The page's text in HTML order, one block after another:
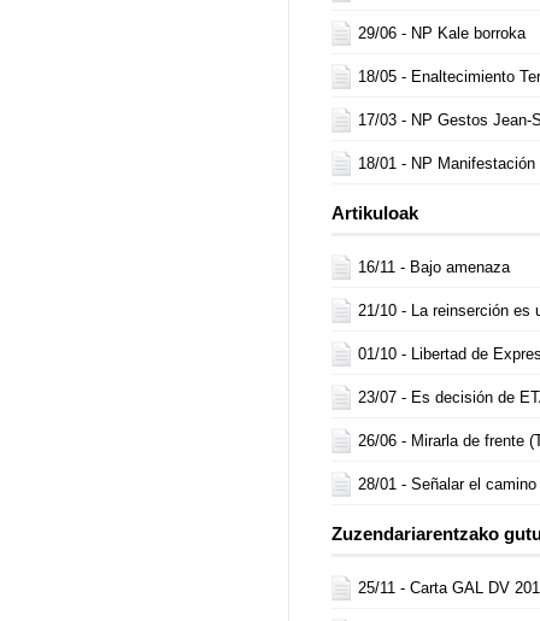
29/06 - NP Kale borroka
18/05 - Enaltecimiento
17/03 - NP Gestos Jean-
18/01 - NP Manifestación
Artikuloak
16/11 - Bajo amenaza
21/10 - La reinserción es
01/10 - Libertad de
23/07 - Es decisión de
26/06 - Mirarla de frente
28/01 - Señalar el
Zuzendariarentzako
25/11 - Carta GAL DV